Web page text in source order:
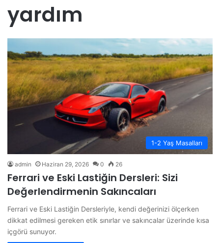
yardım
1-2 Yaş Masalları
admin Haziran 29, 2026 0 26
Ferrari ve Eski Lastiğin Dersleri: Sizi
Değerlendirmenin Sakıncaları
Ferrari ve Eski Lastiğin Dersleriyle, kendi değerinizi ölçerken
dikkat edilmesi gereken etik sınırlar ve sakıncalar üzerinde kısa
içgörü sunuyor.